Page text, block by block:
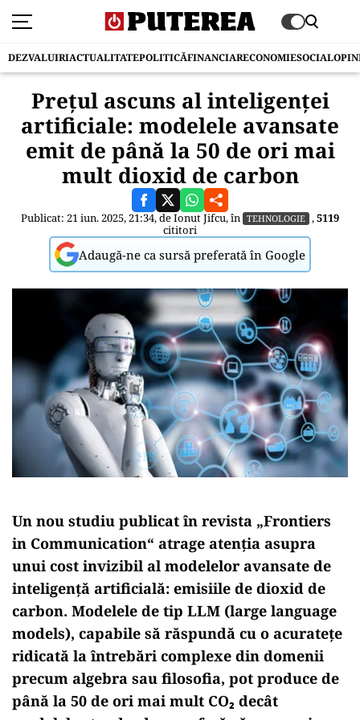
DEZVALUIRIACTUALITATEPOLITICĂFINANCIARECONOMIESOCIAL
Prețul ascuns al inteligenței
artificiale: modelele avansate
emit de până la 50 de ori mai
mult dioxid de carbon
Publicat: 21 iun. 2025, 21:34, deIonut Jifcu, în TEHNOLOGIE ,5119
cititori
Adaugă-ne ca sursă preferată în Google
Un nou studiu publicat în revista „Frontiers
in Communication“ atrage atenția asupra
unui cost invizibil al modelelor avansate de
inteligență artificială: emisiile de dioxid de
carbon. Modelele de tip LLM (large language
models), capabile să răspundă cu o acuratețe
ridicată la întrebări complexe din domenii
precum algebra sau filosofia, pot produce de
până la 50 de ori mai mult CO₂ decât